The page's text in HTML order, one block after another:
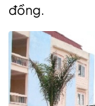
đồng.